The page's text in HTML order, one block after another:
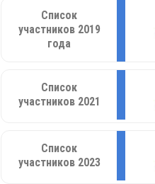
Список
участников 2019
года
Список
участников 2021
Список
участников 2023